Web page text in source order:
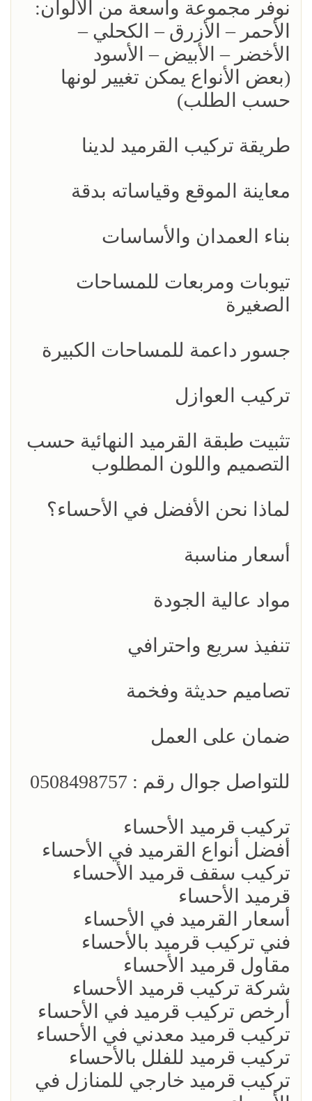
نوفر مجموعة واسعة من الألوان:
الأحمر – الأزرق – الكحلي –
الأخضر – الأبيض – الأسود
(بعض الأنواع يمكن تغيير لونها
حسب الطلب)
طريقة تركيب القرميد لدينا
معاينة الموقع وقياساته بدقة
بناء العمدان والأساسات
تيوبات ومربعات للمساحات
الصغيرة
جسور داعمة للمساحات الكبيرة
تركيب العوازل
تثبيت طبقة القرميد النهائية حسب
التصميم واللون المطلوب
لماذا نحن الأفضل في الأحساء؟
أسعار مناسبة
مواد عالية الجودة
تنفيذ سريع واحترافي
تصاميم حديثة وفخمة
ضمان على العمل
للتواصل جوال رقم : 0508498757
تركيب قرميد الأحساء
أفضل أنواع القرميد في الأحساء
تركيب سقف قرميد الأحساء
قرميد الأحساء
أسعار القرميد في الأحساء
فني تركيب قرميد بالأحساء
مقاول قرميد الأحساء
شركة تركيب قرميد الأحساء
أرخص تركيب قرميد في الأحساء
تركيب قرميد معدني في الأحساء
تركيب قرميد للفلل بالأحساء
تركيب قرميد خارجي للمنازل في